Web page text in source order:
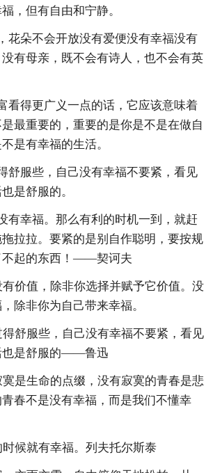
，但有自由和宁静。
花朵不会开放没有爱便没有幸福没有
有母亲，既不会有诗人，也不会有英
看得更广义一点的话，它应该意味着
最重要的，重要的是你是不是在做自
是有幸福的生活。
舒服些，自己没有幸福不要紧，看见
是舒服的。
有幸福。那么有利的时机一到，就赶
拉拉。要紧的是别自作聪明，要按规
不起的东西！——契诃夫
有价值，除非你选择并赋予它价值。没
除非你为自己带来幸福。
得舒服些，自己没有幸福不要紧，看见
也是舒服的——鲁迅
寞是生命的点缀，没有寂寞的青春是悲
春不是没有幸福，而是我们不懂幸
候就有幸福。列夫托尔斯泰